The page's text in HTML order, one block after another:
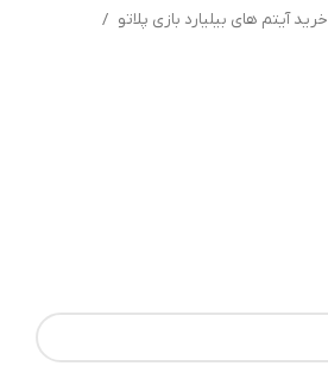
خرید آیتم های بیلیارد بازی پلاتو